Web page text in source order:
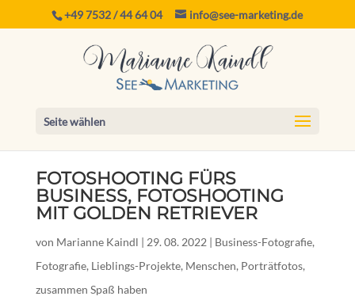
+49 7532 / 44 64 04 info@see-marketing.de
Seite wählen
FOTOSHOOTING FÜRS
BUSINESS, FOTOSHOOTING
MIT GOLDEN RETRIEVER
von Marianne Kaindl | 29. 08. 2022 | Business-Fotografie,
Fotografie, Lieblings-Projekte, Menschen, Porträtfotos,
zusammen Spaß haben